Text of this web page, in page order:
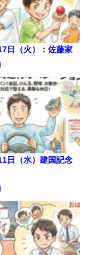
日（火）：佐藤家
日（水）建国記念